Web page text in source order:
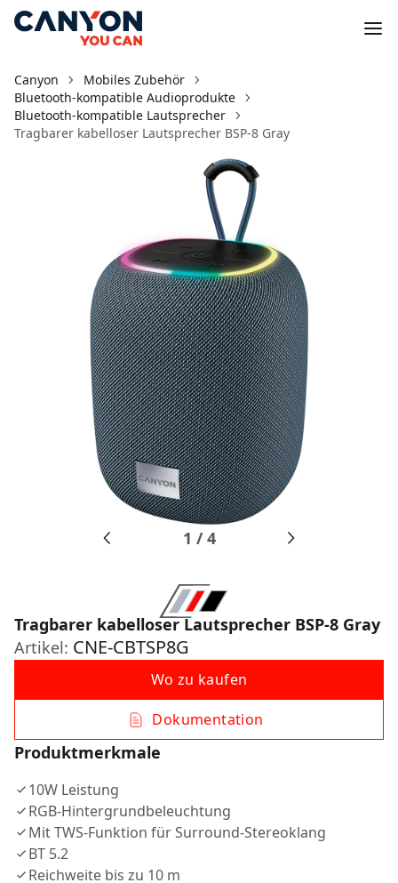
Canyon
Mobiles Zubehör
Bluetooth-kompatible Audioprodukte
Bluetooth-kompatible Lautsprecher
Tragbarer kabelloser Lautsprecher BSP-8 Gray
1 /4
Tragbarer kabelloser Lautsprecher BSP-8 Gray
Artikel: CNE-CBTSP8G
Wo zu kaufen
Dokumentation
Produktmerkmale
10W Leistung
RGB-Hintergrundbeleuchtung
Mit TWS-Funktion für Surround-Stereoklang
BT 5.2
Reichweite bis zu 10 m